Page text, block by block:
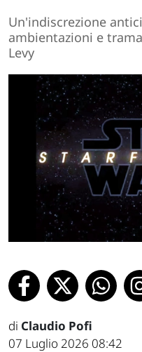
Un'indiscrezione
ambientazioni e
Levy
di Claudio Pofi
07 Luglio 2026 08:42